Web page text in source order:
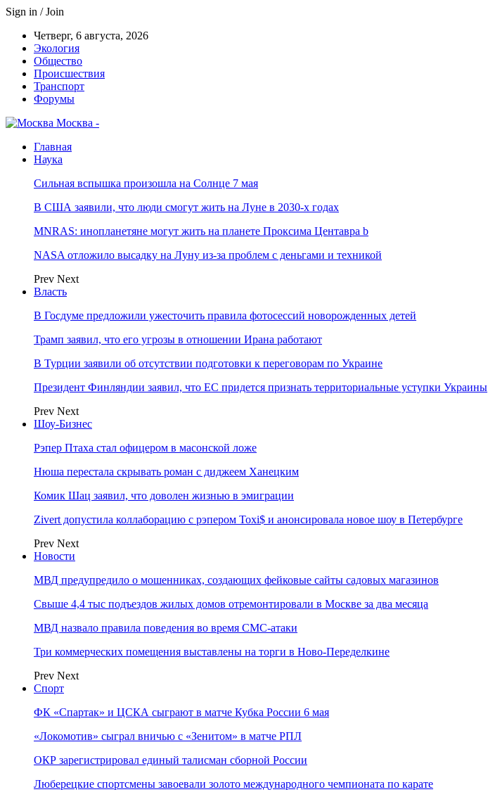
Sign in / Join
Четверг, 6 августа, 2026
Экология
Общество
Происшествия
Транспорт
Форумы
Москва -
Главная
Наука
Сильная вспышка произошла на Солнце 7 мая
В США заявили, что люди смогут жить на Луне в 2030-х годах
MNRAS: инопланетяне могут жить на планете Проксима Центавра b
NASA отложило высадку на Луну из-за проблем с деньгами и техникой
Prev Next
Власть
В Госдуме предложили ужесточить правила фотосессий новорожденных детей
Трамп заявил, что его угрозы в отношении Ирана работают
В Турции заявили об отсутствии подготовки к переговорам по Украине
Президент Финляндии заявил, что ЕС придется признать территориальные уступки Украины
Prev Next
Шоу-Бизнес
Рэпер Птаха стал офицером в масонской ложе
Нюша перестала скрывать роман с диджеем Ханецким
Комик Шац заявил, что доволен жизнью в эмиграции
Zivert допустила коллаборацию с рэпером Toxi$ и анонсировала новое шоу в Петербурге
Prev Next
Новости
МВД предупредило о мошенниках, создающих фейковые сайты садовых магазинов
Свыше 4,4 тыс подъездов жилых домов отремонтировали в Москве за два месяца
МВД назвало правила поведения во время СМС-атаки
Три коммерческих помещения выставлены на торги в Ново-Переделкине
Prev Next
Спорт
ФК «Спартак» и ЦСКА сыграют в матче Кубка России 6 мая
«Локомотив» сыграл вничью с «Зенитом» в матче РПЛ
ОКР зарегистрировал единый талисман сборной России
Люберецкие спортсмены завоевали золото международного чемпионата по карате